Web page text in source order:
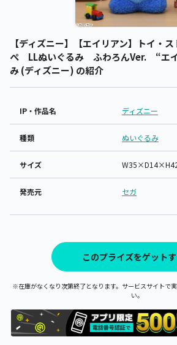
【ディズニー】【エイリアン】トイ・
ぺ LLぬいぐるみ ふわろんVer. “エイ
み (ディズニー) の紹介
IP・作品名 ディズニー
種類 ぬいぐるみ
サイズ
発売元 セガ
このプライズをゲット
※在庫がなくなり次第終了となります。サービスサイトで
い。